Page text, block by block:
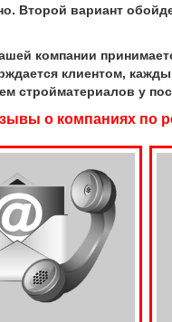
Второй вариант
компании
клиентом,
стройматериалов у
о компаниях по